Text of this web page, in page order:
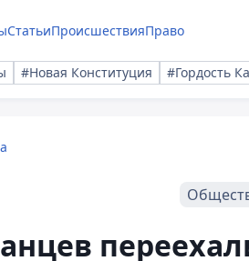
СтатьиПроисшествияПраво
#Новая Конституция #Гордость